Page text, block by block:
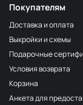
Покупателям
Доставка и оплата
Выкройки и схемы
Подарочные
Условия возврата
Корзина
Анкета для